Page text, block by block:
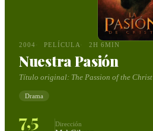
2004 PELÍCULA 2H 6MIN
Nuestra Pasión
Título original: The Passion of the Christ
Drama
7,5 Dirección